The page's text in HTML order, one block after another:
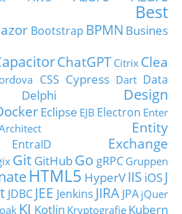
Best
Bootstrap BPMN Busines
ChatGPT Citrix Clea
CSS Cypress Dart Data
Delphi
Design
Eclipse EJB Electron Enter
Entity
EntraID
Exchange
Git GitHubGo gRPC Gruppen
HTML5 HyperVIIS iOSJ
JDBC JEE Jenkins JIRA JPA jQuer
KI Kotlin Kryptografie Kubern